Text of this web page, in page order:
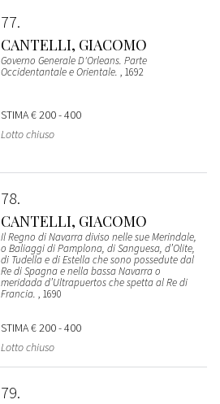
77
CANTELLI, GIACOMO
Governo Generale D'Orleans. Parte
Occidentantale e Orientale. , 1692
STIMA€ 200 - 400
Lotto chiuso
78
CANTELLI, GIACOMO
Il Regno di Navarra diviso nelle sue Merindale,
o Baliaggi di Pamplona, di Sanguesa, d’Olite,
di Tudella e di Estella che sono possedute dal
Re di Spagna e nella bassa Navarra o
meridada d’Ultrapuertos che spetta al Re di
Francia. , 1690
STIMA€ 200 - 400
Lotto chiuso
79